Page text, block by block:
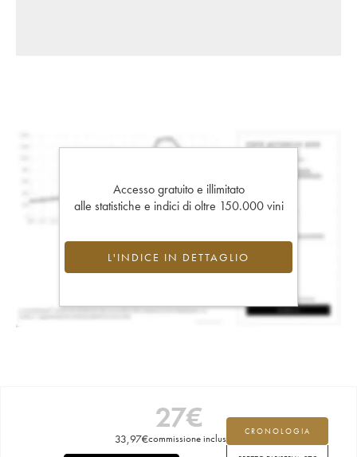
Accesso gratuito e illimitato
alle statistiche e indici di oltre 150.000 vini
L'INDICE IN DETTAGLIO
27€
33,97€commissione inclusa
CRONOLOGIA